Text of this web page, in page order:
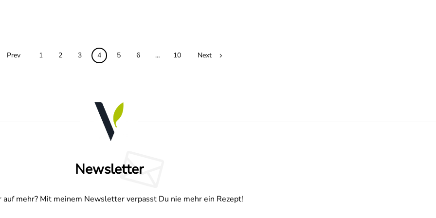
Prev 1 2 3 4 5 6 … 10 Next
Newsletter
auf mehr? Mit meinem Newsletter verpasst Du nie mehr ein Rezept!